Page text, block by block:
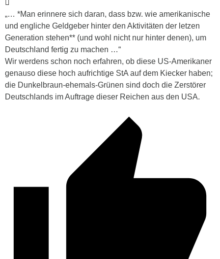
„… *Man erinnere sich daran, dass bzw. wie amerikanische
und engliche Geldgeber hinter den Aktivitäten der letzen
Generation stehen** (und wohl nicht nur hinter denen), um
Deutschland fertig zu machen …“
Wir werdens schon noch erfahren, ob diese US-Amerikaner
genauso diese hoch aufrichtige StA auf dem Kiecker haben;
die Dunkelbraun-ehemals-Grünen sind doch die Zerstörer
Deutschlands im Auftrage dieser Reichen aus den USA.